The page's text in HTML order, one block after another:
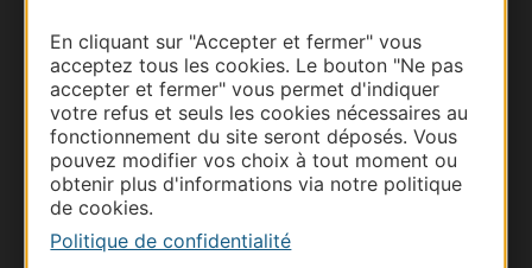
En cliquant sur "Accepter et fermer" vous
acceptez tous les cookies. Le bouton "Ne pas
accepter et fermer" vous permet d'indiquer
votre refus et seuls les cookies nécessaires au
fonctionnement du site seront déposés. Vous
pouvez modifier vos choix à tout moment ou
obtenir plus d'informations via notre politique
de cookies.
Politique de confidentialité
Thermalisme
Business/Mice
Pros d'Occitanie
Site presse et d'influence